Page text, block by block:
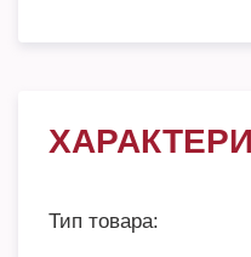
Тип товара: